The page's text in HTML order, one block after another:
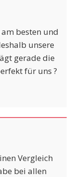
besten und
unsere
gerade die
für uns ?
Vergleich
bei allen